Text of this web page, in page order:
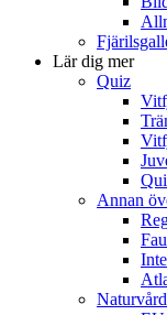
Lär dig mer
Quiz
Annan